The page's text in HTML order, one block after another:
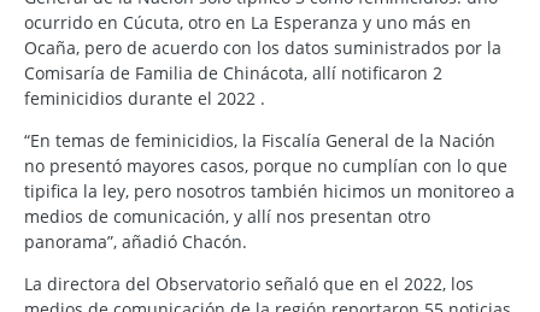
ocurrido en Cúcuta, otro en La Esperanza y uno más en
Ocaña, pero de acuerdo con los datos suministrados por la
Comisaría de Familia de Chinácota, allí notificaron 2
feminicidios durante el 2022 .
“En temas de feminicidios, la Fiscalía General de la Nación
no presentó mayores casos, porque no cumplían con lo que
tipifica la ley, pero nosotros también hicimos un monitoreo a
medios de comunicación, y allí nos presentan otro
panorama”, añadió Chacón.
La directora del Observatorio señaló que en el 2022, los